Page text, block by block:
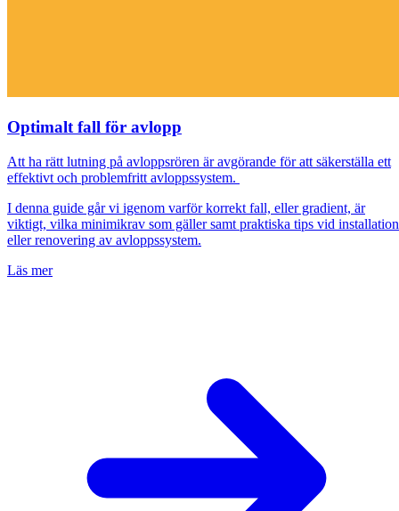
Optimalt fall för avlopp
Att ha rätt lutning på avloppsrören är avgörande för att säkerställa ett
effektivt och problemfritt avloppssystem.
I denna guide går vi igenom varför korrekt fall, eller gradient, är
viktigt, vilka minimikrav som gäller samt praktiska tips vid installation
eller renovering av avloppssystem.
Läs mer